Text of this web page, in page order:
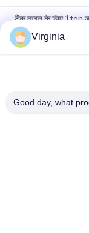
टैंक वजन के लिए 1ton
500kg - 4mA के साथ
आउटपुट
फोर्कलिफ्ट स्केल शियर
Virginia
Good day, what